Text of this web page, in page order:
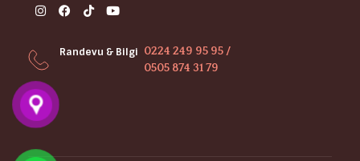
Randevu & Bilgi 0224 249 95 95 /
0505 874 31 79